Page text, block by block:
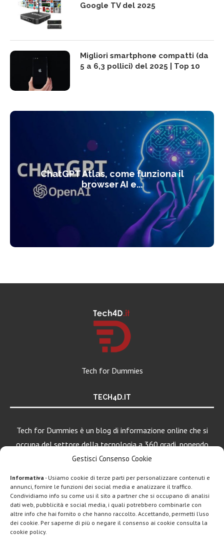
Gestisci Consenso Cookie
Informativa - Usiamo cookie di terze parti per personalizzare contenuti e
annunci, fornire le funzioni dei social media e analizzare il traffico.
Condividiamo info su come usi il sito a partner che si occupano di analisi
dati web, pubblicità e social media, i quali potrebbero combinarle con
altre info che hai fornito o che hanno raccolto. Accettando, permetti l’uso
dei cookie. Per saperne di più o negare il consenso ai cookie consulta la
cookie policy.
Google TV del 2025
Migliori smartphone compatti (da
5 a 6,3 pollici) del 2025 | Top 10
ChatGPT Atlas, come funziona il
browser AI e...
Tech for Dummies
TECH4D.IT
Tech for Dummies è un blog di informazione online che si
occupa del settore della tecnologia a 360 gradi, ponendo
una particolare attenzione al mondo Android, Apple e